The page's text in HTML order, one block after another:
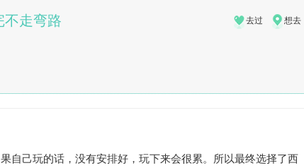
不走弯路 想去
去过
自己玩的话，没有安排好，玩下来会很累。所以最终选择了西